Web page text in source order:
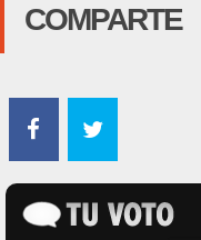
COMPARTE